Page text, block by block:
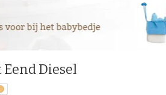
Diesel